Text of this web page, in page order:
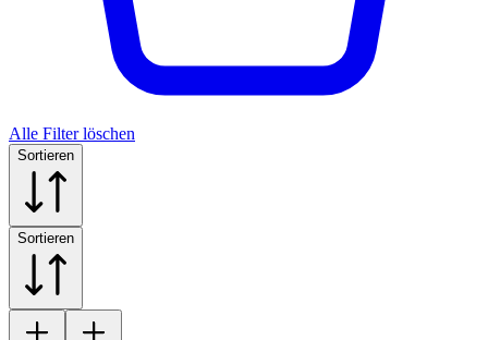
Alle Filter löschen
Sortieren
Sortieren